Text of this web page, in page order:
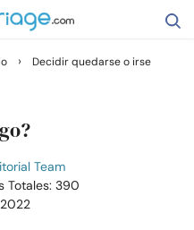
›
Decidir quedarse o irse
Team
Totales: 390